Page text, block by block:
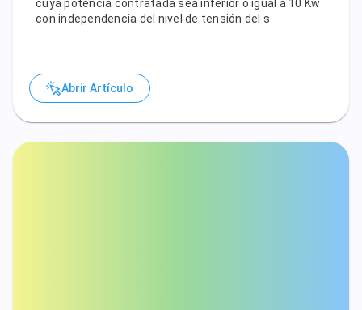
cuya potencia contratada sea inferior o igual a 10 Kw
con independencia del nivel de tensión del s
Abrir Artículo